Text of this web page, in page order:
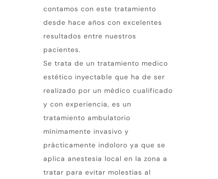
contamos con este tratamiento
desde hace años con excelentes
resultados entre nuestros
pacientes.
Se trata de un tratamiento medico
estético inyectable que ha de ser
realizado por un médico cualificado
y con experiencia, es un
tratamiento ambulatorio
mínimamente invasivo y
prácticamente indoloro ya que se
aplica anestesia local en la zona a
tratar para evitar molestias al